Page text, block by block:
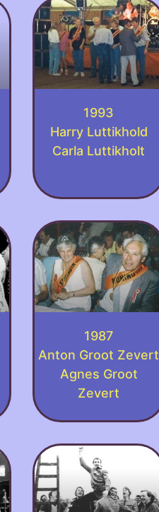
1993
Harry Luttikhold
Carla Luttikholt
1987
Anton Groot Zevert
Agnes Groot
Zevert